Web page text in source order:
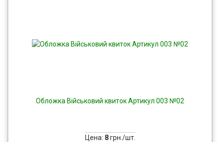
Обложка Військовий квиток Артикул 003 №02
Цена: 8грн./шт.